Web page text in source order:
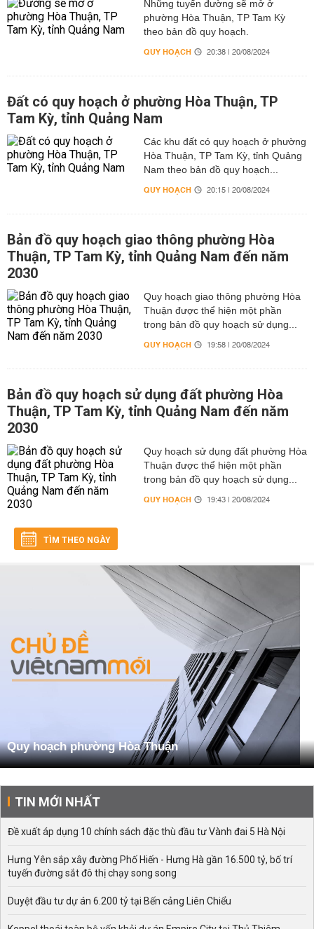
Những tuyến đường sẽ mở ở
phường Hòa Thuận, TP Tam Kỳ
theo bản đồ quy hoạch.
QUY HOẠCH 20:38 | 20/08/2024
Đất có quy hoạch ở phường Hòa Thuận, TP
Tam Kỳ, tỉnh Quảng Nam
Các khu đất có quy hoạch ở phường
Hòa Thuận, TP Tam Kỳ, tỉnh Quảng
Nam theo bản đồ quy hoạch...
QUY HOẠCH 20:15 | 20/08/2024
Bản đồ quy hoạch giao thông phường Hòa
Thuận, TP Tam Kỳ, tỉnh Quảng Nam đến năm
2030
Quy hoạch giao thông phường Hòa
Thuận được thể hiện một phần
trong bản đồ quy hoạch sử dụng...
QUY HOẠCH 19:58 | 20/08/2024
Bản đồ quy hoạch sử dụng đất phường Hòa
Thuận, TP Tam Kỳ, tỉnh Quảng Nam đến năm
2030
Quy hoạch sử dụng đất phường Hòa
Thuận được thể hiện một phần
trong bản đồ quy hoạch sử dụng...
QUY HOẠCH 19:43 | 20/08/2024
TÌM THEO NGÀY
Quy hoạch phường Hòa Thuận
TIN MỚI NHẤT
Đề xuất áp dụng 10 chính sách đặc thù đầu tư Vành đai 5 Hà Nội
Hưng Yên sắp xây đường Phố Hiến - Hưng Hà gần 16.500 tỷ, bố trí
tuyến đường sắt đô thị chạy song song
Duyệt đầu tư dự án 6.200 tỷ tại Bến cảng Liên Chiểu